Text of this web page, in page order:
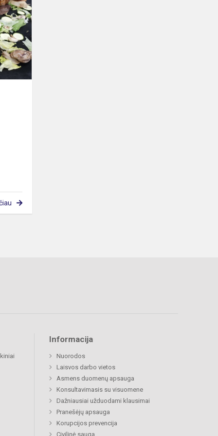
veikla
„Afrikinės
Informacija
Nuorodos
Laisvos darbo vietos
Asmens duomenų apsauga
Konsultavimasis su visuomene
Dažniausiai užduodami klausimai
Pranešėjų apsauga
Korupcijos prevencija
Civilinė sauga